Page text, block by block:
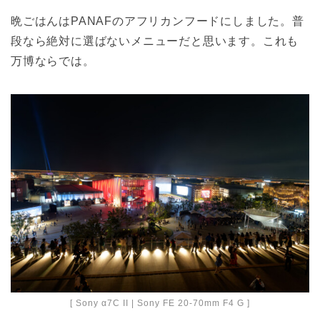
晩ごはんはPANAFのアフリカンフードにしました。普
段なら絶対に選ばないメニューだと思います。これも
万博ならでは。
[ Sony α7C II | Sony FE 20-70mm F4 G ]